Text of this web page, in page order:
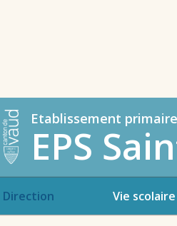
Etablissement
EPS
Direction Vie scolaire